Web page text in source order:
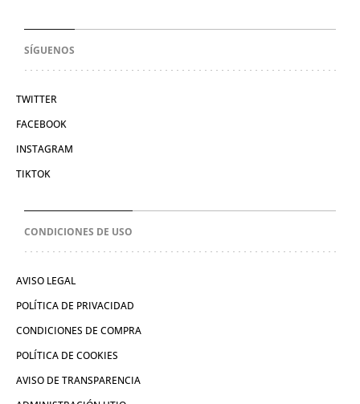
SÍGUENOS
TWITTER
FACEBOOK
INSTAGRAM
TIKTOK
CONDICIONES DE USO
AVISO LEGAL
POLÍTICA DE PRIVACIDAD
CONDICIONES DE COMPRA
POLÍTICA DE COOKIES
AVISO DE TRANSPARENCIA